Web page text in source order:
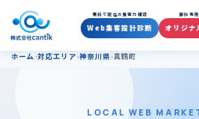
真鶴町のホーム
無料で現在の集客力確認
Web集客設計診断
御社専
オリジナ
ホーム 対応エリア 神奈川県 真鶴町
LOCAL WEB